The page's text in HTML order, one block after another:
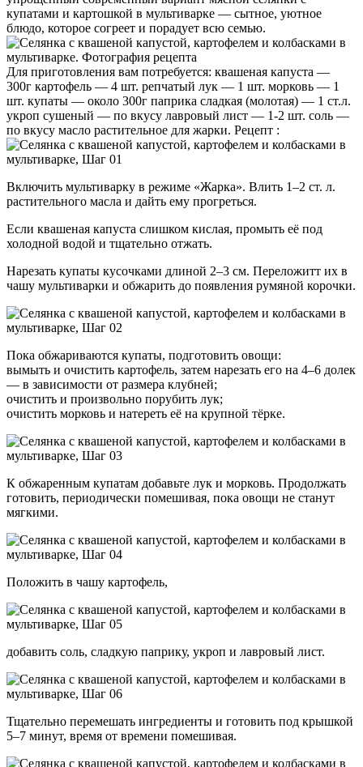
купатами и картошкой в мультиварке — сытное, уютное
блюдо, которое согреет и порадует всю семью.
Для приготовления вам потребуется: квашеная капуста —
300г картофель — 4 шт. репчатый лук — 1 шт. морковь — 1
шт. купаты — около 300г паприка сладкая (молотая) — 1 ст.л.
укроп сушеный — по вкусу лавровый лист — 1-2 шт. соль —
по вкусу масло растительное для жарки. Рецепт :
Включить мультиварку в режиме «Жарка». Влить 1–2 ст. л.
растительного масла и дайть ему прогреться.
Если квашеная капуста слишком кислая, промыть её под
холодной водой и тщательно отжать.
Нарезать купаты кусочками длиной 2–3 см. Переложитт их в
чашу мультиварки и обжарить до появления румяной корочки.
Пока обжариваются купаты, подготовить овощи:
вымыть и очистить картофель, затем нарезать его на 4–6 долек
— в зависимости от размера клубней;
очистить и произвольно порубить лук;
очистить морковь и натереть её на крупной тёрке.
К обжаренным купатам добавьте лук и морковь. Продолжать
готовить, периодически помешивая, пока овощи не станут
мягкими.
Положить в чашу картофель,
добавить соль, сладкую паприку, укроп и лавровый лист.
Тщательно перемешать ингредиенты и готовить под крышкой
5–7 минут, время от времени помешивая.